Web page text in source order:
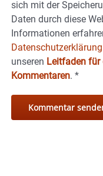
sich mit der
Daten durch diese
Informationen
unseren Leitfaden für
Kommentaren. *